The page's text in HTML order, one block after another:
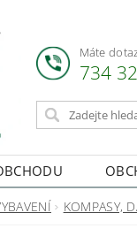
Máte
734
KOMPASY,